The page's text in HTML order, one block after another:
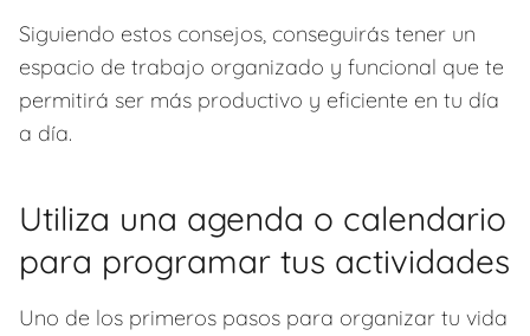
Siguiendo estos consejos, conseguirás tener un
espacio de trabajo organizado y funcional que te
permitirá ser más productivo y eficiente en tu día
a día.
Utiliza una agenda o calendario
para programar tus actividades
Uno de los primeros pasos para organizar tu vida